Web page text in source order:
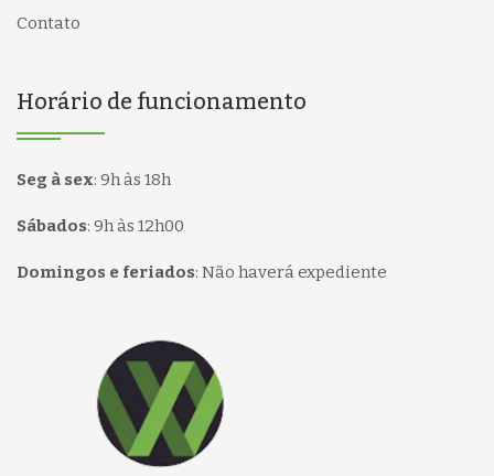
Contato
Horário de funcionamento
Seg à sex: 9h às 18h
Sábados: 9h às 12h00
Domingos e feriados: Não haverá expediente
Página inicial